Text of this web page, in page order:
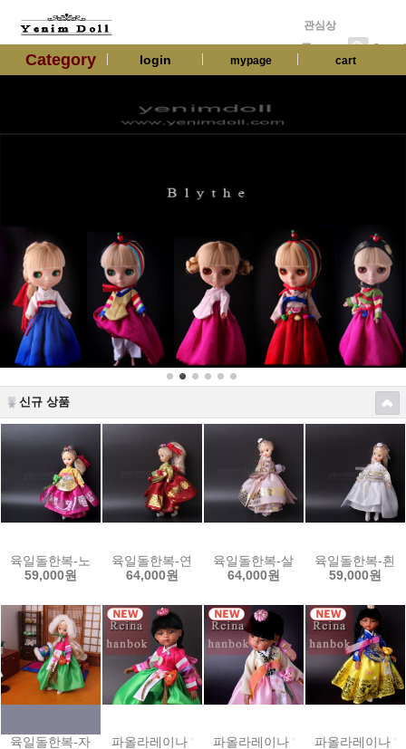
관심상
품
Category login mypage cart
신규 상품
육일돌한복-노랑당의와 분홍치마set/61m6y_p
59,000원
육일돌한복-연두당의와 빨강치마set/61m6g_r
64,000원
육일돌한복-살구당의치마set/
64,000원
육일돌한복-흰
59,000원
육일돌한복-자주색동저고리 winter set-1/61m5pg-wset-1
파올라레이나 한복-자주색동저고리와 초록치마
파올라레이나 한복-연노랑저고
파올라레이나